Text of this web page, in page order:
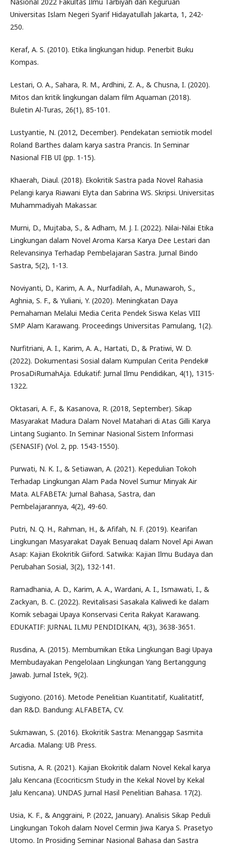
Universitas Islam Negeri Syarif Hidayatullah Jakarta, 1, 242-
250.
Keraf, A. S. (2010). Etika lingkungan hidup. Penerbit Buku
Kompas.
Lestari, O. A., Sahara, R. M., Ardhini, Z. A., & Chusna, I. (2020).
Mitos dan kritik lingkungan dalam film Aquaman (2018).
Buletin Al-Turas, 26(1), 85-101.
Lustyantie, N. (2012, December). Pendekatan semiotik model
Roland Barthes dalam karya sastra Prancis. In Seminar
Nasional FIB UI (pp. 1-15).
Khaerah, Diaul. (2018). Ekokritik Sastra pada Novel Rahasia
Pelangi karya Riawani Elyta dan Sabrina WS. Skripsi. Universitas
Muhammadiyah Makassar.
Murni, D., Mujtaba, S., & Adham, M. J. I. (2022). Nilai-Nilai Etika
Lingkungan dalam Novel Aroma Karsa Karya Dee Lestari dan
Relevansinya Terhadap Pembelajaran Sastra. Jurnal Bindo
Sastra, 5(2), 1-13.
Noviyanti, D., Karim, A. A., Nurfadilah, A., Munawaroh, S.,
Aghnia, S. F., & Yuliani, Y. (2020). Meningkatan Daya
Pemahaman Melalui Media Cerita Pendek Siswa Kelas VIII
SMP Alam Karawang. Proceedings Universitas Pamulang, 1(2).
Nurfitriani, A. I., Karim, A. A., Hartati, D., & Pratiwi, W. D.
(2022). Dokumentasi Sosial dalam Kumpulan Cerita Pendek#
ProsaDiRumahAja. Edukatif: Jurnal Ilmu Pendidikan, 4(1), 1315-
1322.
Oktasari, A. F., & Kasanova, R. (2018, September). Sikap
Masyarakat Madura Dalam Novel Matahari di Atas Gilli Karya
Lintang Sugianto. In Seminar Nasional Sistem Informasi
(SENASIF) (Vol. 2, pp. 1543-1550).
Purwati, N. K. I., & Setiawan, A. (2021). Kepedulian Tokoh
Terhadap Lingkungan Alam Pada Novel Sumur Minyak Air
Mata. ALFABETA: Jurnal Bahasa, Sastra, dan
Pembelajarannya, 4(2), 49-60.
Putri, N. Q. H., Rahman, H., & Afifah, N. F. (2019). Kearifan
Lingkungan Masyarakat Dayak Benuaq dalam Novel Api Awan
Asap: Kajian Ekokritik Giiford. Satwika: Kajian Ilmu Budaya dan
Perubahan Sosial, 3(2), 132-141.
Ramadhania, A. D., Karim, A. A., Wardani, A. I., Ismawati, I., &
Zackyan, B. C. (2022). Revitalisasi Sasakala Kaliwedi ke dalam
Komik sebagai Upaya Konservasi Cerita Rakyat Karawang.
EDUKATIF: JURNAL ILMU PENDIDIKAN, 4(3), 3638-3651.
Rusdina, A. (2015). Membumikan Etika Lingkungan Bagi Upaya
Membudayakan Pengelolaan Lingkungan Yang Bertanggung
Jawab. Jurnal Istek, 9(2).
Sugiyono. (2016). Metode Penelitian Kuantitatif, Kualitatitf,
dan R&D. Bandung: ALFABETA, CV.
Sukmawan, S. (2016). Ekokritik Sastra: Menanggap Sasmita
Arcadia. Malang: UB Press.
Sutisna, A. R. (2021). Kajian Ekokritik dalam Novel Kekal karya
Jalu Kencana (Ecocriticsm Study in the Kekal Novel by Kekal
Jalu Kencana). UNDAS Jurnal Hasil Penelitian Bahasa. 17(2).
Usia, K. F., & Anggraini, P. (2022, January). Analisis Sikap Peduli
Lingkungan Tokoh dalam Novel Cermin Jiwa Karya S. Prasetyo
Utomo. In Prosiding Seminar Nasional Bahasa dan Sastra